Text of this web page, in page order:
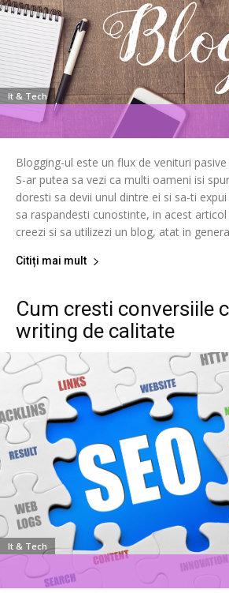
It & Tech
Blogging-ul este un flux de venituri
S-ar putea sa vezi ca multi oameni isi
doresti sa devii unul dintre ei si sa-ti
sa raspandesti cunostinte, in acest
creezi si sa utilizezi un blog, atat in
Citiți mai mult
Cum cresti conversiile
writing de calitate
It & Tech